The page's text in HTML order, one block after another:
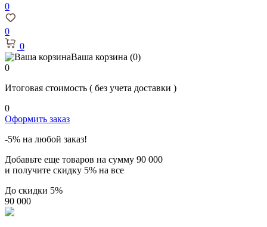
0
0
0
Ваша корзина (0)
0
Итоговая стоимость ( без учета доставки )
0
Оформить заказ
-5% на любой заказ!
Добавьте еще товаров на сумму 90 000
и получите скидку 5% на все
До скидки 5%
90 000